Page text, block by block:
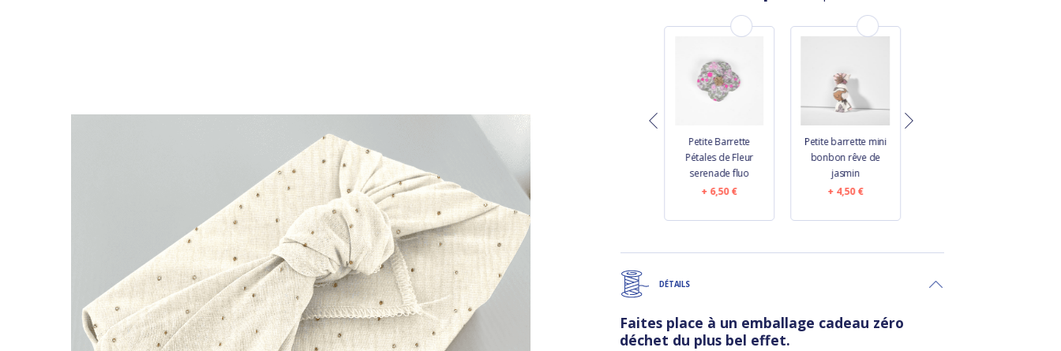
Barrette ruban petit
Petite Barrette
Pétales de Fleur
serenade fluo
6,50 €
Petite barrette mini
bonbon rêve de
jasmin
4,50 €
DÉTAILS
Faites place à un emballage cadeau zéro
déchet du plus bel effet.